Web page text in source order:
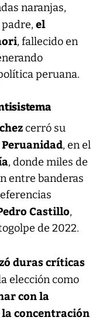
naranjas,
el
, fallecido en
peruana.
cerró su
Peruanidad, en el
, donde miles de
entre banderas
Castillo,
de 2022.
duras críticas
elección como
con la
concentración